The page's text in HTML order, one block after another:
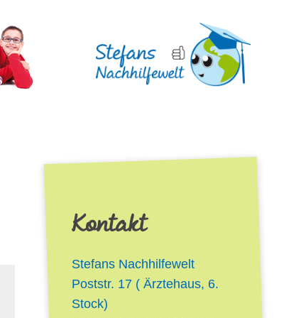
Startseite
von
Stefans
Kontakt
Stefans Nachhilfewelt
Poststr. 17 ( Ärztehaus, 6.
Stock)